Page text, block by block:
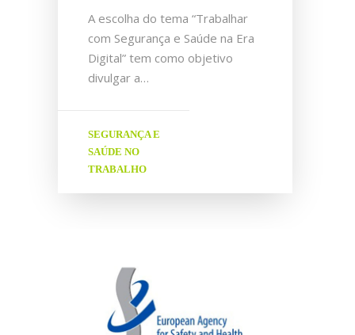
A escolha do tema “Trabalhar
com Segurança e Saúde na Era
Digital” tem como objetivo
divulgar a…
SEGURANÇA E
SAÚDE NO
TRABALHO